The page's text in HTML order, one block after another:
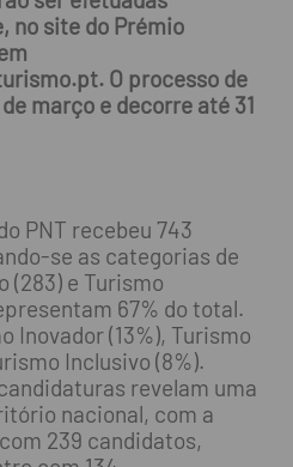
no site do Prémio
O processo de
março e decorre até 31
PNT recebeu 743
se as categorias de
(283) e Turismo
67% do total.
Inovador (13%), Turismo
Inclusivo (8%).
revelam uma
nacional, com a
239 candidatos,